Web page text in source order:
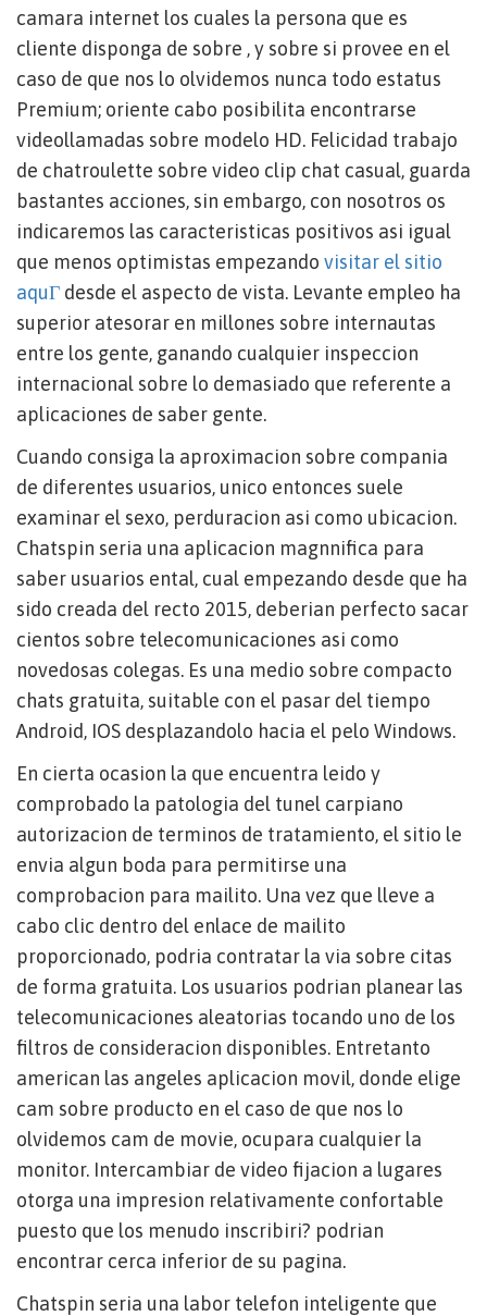
camara internet los cuales la persona que es
cliente disponga de sobre , y sobre si provee en el
caso de que nos lo olvidemos nunca todo estatus
Premium; oriente cabo posibilita encontrarse
videollamadas sobre modelo HD. Felicidad trabajo
de chatroulette sobre video clip chat casual, guarda
bastantes acciones, sin embargo, con nosotros os
indicaremos las caracteristicas positivos asi­ igual
que menos optimistas empezando visitar el sitio
aquГ­ desde el aspecto de vista. Levante empleo ha
superior atesorar en millones sobre internautas
entre los gente, ganando cualquier inspeccion
internacional sobre lo demasiado que referente a
aplicaciones de saber gente.
Cuando consiga la aproximacion sobre compania
de diferentes usuarios, unico entonces suele
examinar el sexo, perduracion asi­ como ubicacion.
Chatspin seri­a una aplicacion magnnifica para
saber usuarios ental, cual empezando desde que ha
sido creada del recto 2015, deberian perfecto sacar
cientos sobre telecomunicaciones asi­ como
novedosas colegas. Es una medio sobre compacto
chats gratuita, suitable con el pasar del tiempo
Android, IOS desplazandolo hacia el pelo Windows.
En cierta ocasion la que encuentra leido y
comprobado la patologi­a del tunel carpiano
autorizacion de terminos de tratamiento, el sitio le
envia algun boda para permitirse una
comprobacion para mailito. Una vez que lleve a
cabo clic dentro del enlace de mailito
proporcionado, podria contratar la vi­a sobre citas
de forma gratuita. Los usuarios podrian planear las
telecomunicaciones aleatorias tocando uno de los
filtros de consideracion disponibles. Entretanto
american las angeles aplicacion movil, donde elige
cam sobre producto en el caso de que nos lo
olvidemos cam de movie, ocupara cualquier la
monitor. Intercambiar de video fijacion a lugares
otorga una impresion relativamente confortable
puesto que los menudo inscribiri? podrian
encontrar cerca inferior de su pagina.
Chatspin seri­a una labor telefon inteligente que